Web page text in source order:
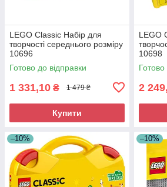
LEGO Classic Набір для
творчості середнього розміру
10696
Готово до відправки
1 331,10 ₴ 1 479 ₴
Купити
LEGO
10698
Готово
2
–10% –10%